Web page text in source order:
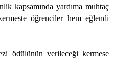
kapsamında yardıma muhtaç
öğrenciler hem eğlendi
ödülünün verileceği kermese